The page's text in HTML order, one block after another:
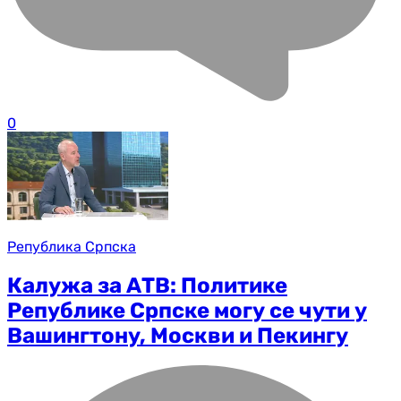
0
Република Српска
Калужа за АТВ: Политике
Републике Српске могу се чути у
Вашингтону, Москви и Пекингу